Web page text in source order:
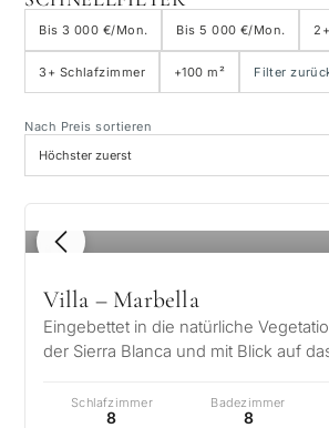
Strandnähe
Meerblick
Golfplatzblick
Mit Aufzug
Erste Golfreihe
Bis 3 000 €/Mon. Bis 5 000 €/Mon.
3+ Schlafzimmer +100 m² Filter
Nach Preis sortieren
1 / 8
Villa – Marbella
Eingebettet in die natürliche
der Sierra Blanca und mit Blick auf
Schlafzimmer
8
Badezimmer
8